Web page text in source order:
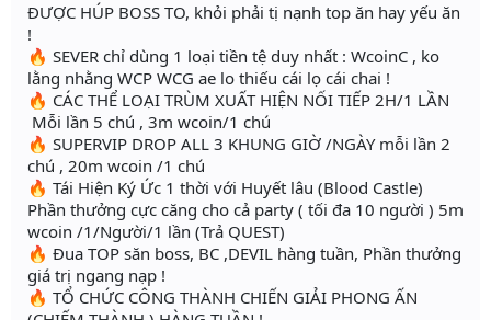
ĐƯỢC HÚP BOSS TO, khỏi phải tị nạnh top ăn hay yếu ăn
!
🔥 SEVER chỉ dùng 1 loại tiền tệ duy nhất : WcoinC , ko
lằng nhằng WCP WCG ae lo thiếu cái lọ cái chai !
🔥 CÁC THỂ LOẠI TRÙM XUẤT HIỆN NỐI TIẾP 2H/1 LẦN
Mỗi lần 5 chú , 3m wcoin/1 chú
🔥 SUPERVIP DROP ALL 3 KHUNG GIỜ /NGÀY mỗi lần 2
chú , 20m wcoin /1 chú
🔥 Tái Hiện Ký Ức 1 thời với Huyết lâu (Blood Castle)
Phần thưởng cực căng cho cả party ( tối đa 10 người ) 5m
wcoin /1/Người/1 lần (Trả QUEST)
🔥 Đua TOP săn boss, BC ,DEVIL hàng tuần, Phần thưởng
giá trị ngang nạp !
🔥 TỔ CHỨC CÔNG THÀNH CHIẾN GIẢI PHONG ẤN